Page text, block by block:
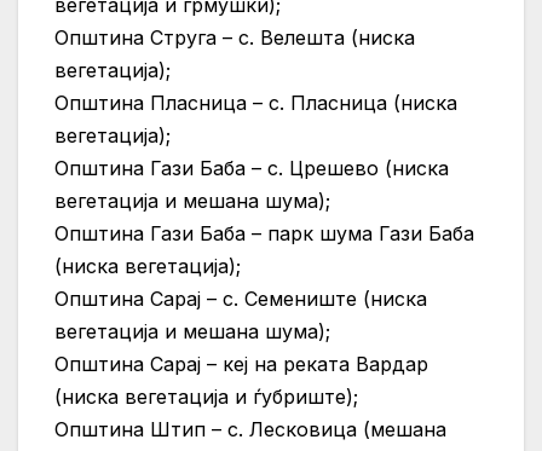
вегетација и грмушки);
Општина Струга – с. Велешта (ниска
вегетација);
Општина Пласница – с. Пласница (ниска
вегетација);
Општина Гази Баба – с. Црешево (ниска
вегетација и мешана шума);
Општина Гази Баба – парк шума Гази Баба
(ниска вегетација);
Општина Сарај – с. Семениште (ниска
вегетација и мешана шума);
Општина Сарај – кеј на реката Вардар
(ниска вегетација и ѓубриште);
Општина Штип – с. Лесковица (мешана